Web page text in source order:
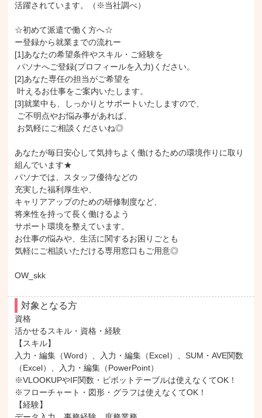
活躍されています。（※当社調べ）
☆初めて派遣で働く方へ☆
ー登録から就業までの流れー
[1]あなたの希望条件やスキル・ご経験を
[2]あなた専任の担当がご希望を
[3]就業中も、しっかりとサポートいたしますので、
あなたが毎日安心して気持ちよく働けるための環境作りに取り
組んでいます★
パソナでは、スタッフ優待などの
充実した福利厚生や、
キャリアアップのための研修制度など、
将来性を持って長く働けるよう
サポート環境を整えています。
お仕事の悩みや、生活に関するお困りごとも
気軽にご相談いただける専用窓口もご用意◎
OW_skk
対象となる方
資格
活かせるスキル・資格・経験
【スキル】
入力・編集（Word）、入力・編集（Excel）、SUM・AVE関数
（Excel）、入力・編集（PowerPoint）
※VLOOKUPやIF関数・ピボットテーブルは使えなくてOK！
※フローチャート・図形・グラフは使えなくてOK！
【経験】